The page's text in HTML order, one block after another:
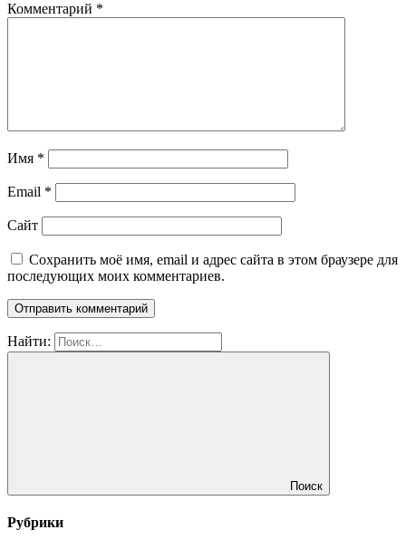
Комментарий *
Имя *
Email *
Сайт
Сохранить моё имя, email и адрес сайта в этом браузере для
последующих моих комментариев.
Найти:
Поиск
Рубрики